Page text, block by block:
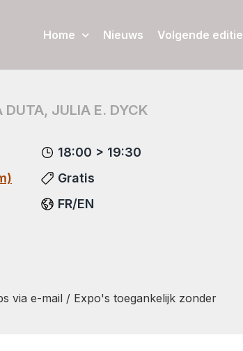
Home Nieuws Volgende editie
DUTA, JULIA E. DYCK
18:00 > 19:30
Gratis
FR/EN
via e-mail / Expo's toegankelijk zonder